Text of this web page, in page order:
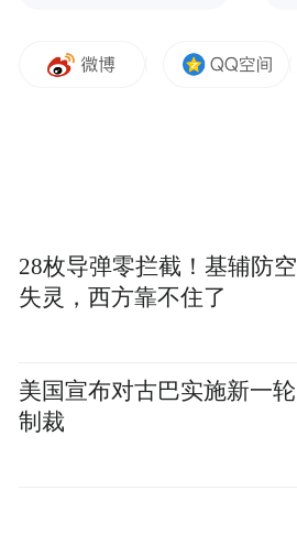
28枚导弹零拦截！基辅防空
失灵，西方靠不住了
美国宣布对古巴实施新一轮
制裁